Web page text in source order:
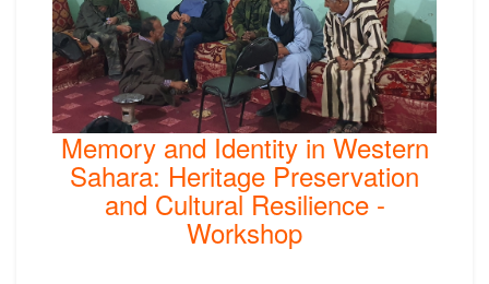
Memory and Identity in Western
Sahara: Heritage Preservation
and Cultural Resilience -
Workshop